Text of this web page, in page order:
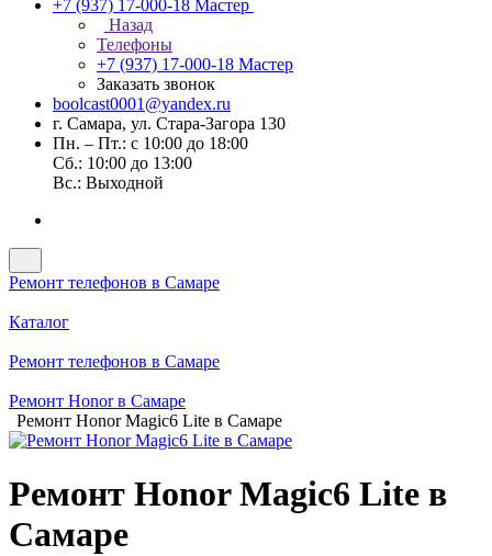
+7 (937) 17-000-18 Мастер
Назад
Телефоны
+7 (937) 17-000-18 Мастер
Заказать звонок
boolcast0001@yandex.ru
г. Самара, ул. Стара-Загора 130
Пн. – Пт.: с 10:00 до 18:00
Сб.: 10:00 до 13:00
Вс.: Выходной
Ремонт телефонов в Самаре
Каталог
Ремонт телефонов в Самаре
Ремонт Honor в Самаре
Ремонт Honor Magic6 Lite в Самаре
Ремонт Honor Magic6 Lite в
Самаре